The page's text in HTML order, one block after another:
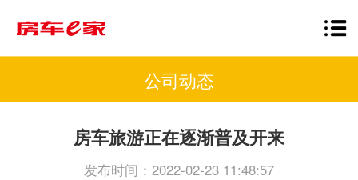
公司动态
房车旅游正在逐渐普及开来
发布时间：2022-02-23 11:48:57